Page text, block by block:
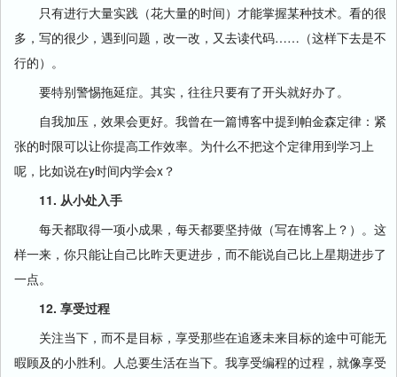
只有进行大量实践（花大量的时间）才能掌握某种技术。看的很
多，写的很少，遇到问题，改一改，又去读代码……（这样下去是不
行的）。
要特别警惕拖延症。其实，往往只要有了开头就好办了。
自我加压，效果会更好。我曾在一篇博客中提到帕金森定律：紧
张的时限可以让你提高工作效率。为什么不把这个定律用到学习上
呢，比如说在y时间内学会x？
11. 从小处入手
每天都取得一项小成果，每天都要坚持做（写在博客上？）。这
样一来，你只能让自己比昨天更进步，而不能说自己比上星期进步了
一点。
12. 享受过程
关注当下，而不是目标，享受那些在追逐未来目标的途中可能无
暇顾及的小胜利。人总要生活在当下。我享受编程的过程，就像享受